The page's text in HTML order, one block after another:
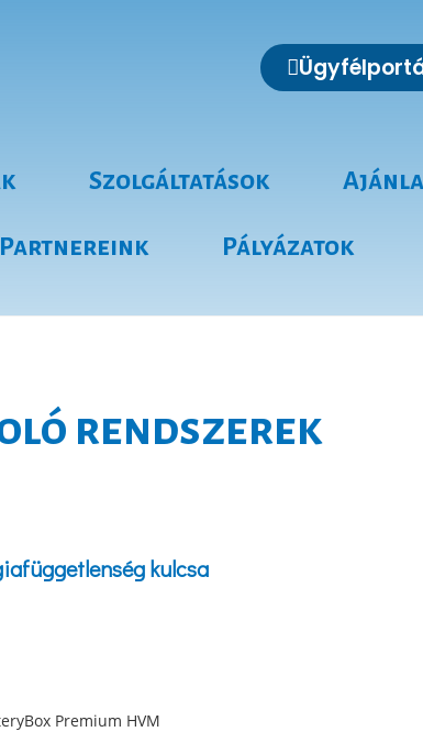
Szolgáltatások
Partnereink Pályázatok
rendszerek
kulcsa